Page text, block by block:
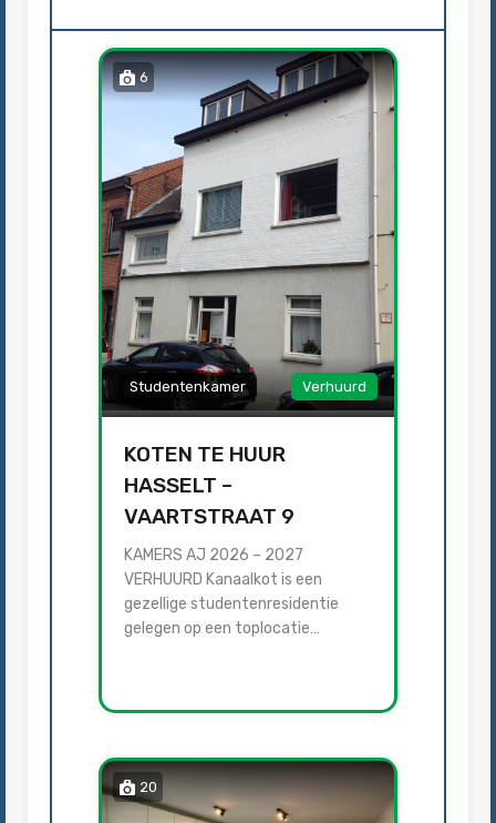
6
Studentenkamer Verhuurd
KOTEN TE HUUR
HASSELT –
VAARTSTRAAT 9
KAMERS AJ 2026 – 2027
VERHUURD Kanaalkot is een
gezellige studentenresidentie
gelegen op een toplocatie…
20